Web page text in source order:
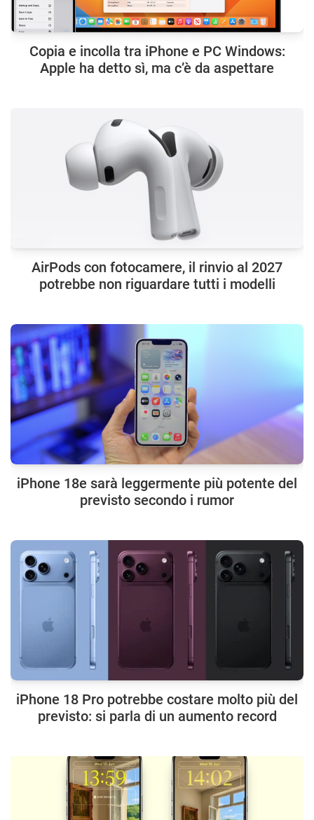
Copia e incolla tra iPhone e PC Windows:
Apple ha detto sì, ma c’è da aspettare
AirPods con fotocamere, il rinvio al 2027
potrebbe non riguardare tutti i modelli
iPhone 18e sarà leggermente più potente del
previsto secondo i rumor
iPhone 18 Pro potrebbe costare molto più del
previsto: si parla di un aumento record